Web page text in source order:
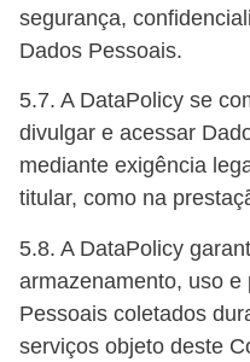
segurança,
Dados Pessoais.
5.7. A DataPolicy se
divulgar e acessar
mediante exigência
titular, como na
5.8. A DataPolicy
armazenamento, uso
Pessoais coletados
serviços objeto deste